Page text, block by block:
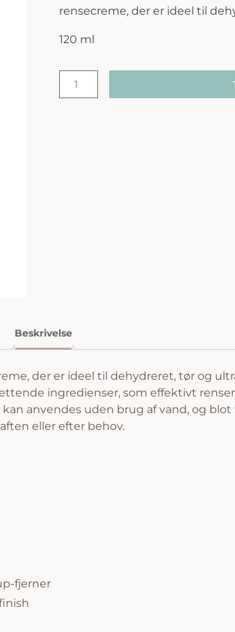
rensecreme, der er ideel til
120 ml
Clinical
Beskrivelse
der er ideel til dehydreret, tør og
ingredienser, som effektivt
anvendes uden brug af vand, og
eller efter behov.
fjerner